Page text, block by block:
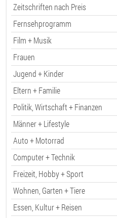
Zeitschriften nach Preis
Fernsehprogramm
Film + Musik
Frauen
Jugend + Kinder
Eltern + Familie
Politik, Wirtschaft + Finanzen
Männer + Lifestyle
Auto + Motorrad
Computer + Technik
Freizeit, Hobby + Sport
Wohnen, Garten + Tiere
Essen, Kultur + Reisen